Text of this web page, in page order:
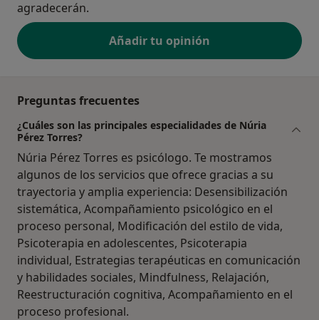
agradecerán.
Añadir tu opinión
Preguntas frecuentes
¿Cuáles son las principales especialidades de Núria
Pérez Torres?
Núria Pérez Torres es psicólogo. Te mostramos
algunos de los servicios que ofrece gracias a su
trayectoria y amplia experiencia: Desensibilización
sistemática, Acompañamiento psicológico en el
proceso personal, Modificación del estilo de vida,
Psicoterapia en adolescentes, Psicoterapia
individual, Estrategias terapéuticas en comunicación
y habilidades sociales, Mindfulness, Relajación,
Reestructuración cognitiva, Acompañamiento en el
proceso profesional.